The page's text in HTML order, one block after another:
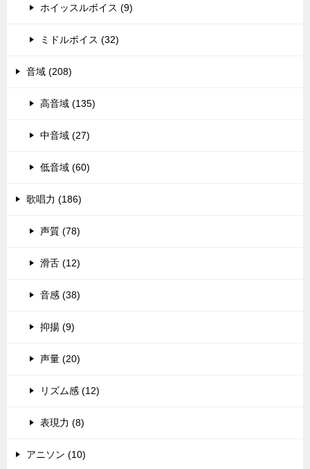
ホイッスルボイス (9)
ミドルボイス (32)
音域 (208)
高音域 (135)
中音域 (27)
低音域 (60)
歌唱力 (186)
声質 (78)
滑舌 (12)
音感 (38)
抑揚 (9)
声量 (20)
リズム感 (12)
表現力 (8)
アニソン (10)